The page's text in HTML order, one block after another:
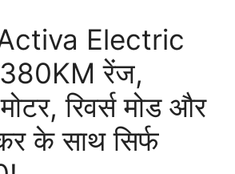
Electric
रेंज,
रिवर्स मोड और
के साथ सिर्फ